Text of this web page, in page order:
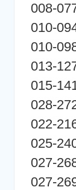
008-
010-
010-
013-
015-
028-
022-
025-
027-
027-